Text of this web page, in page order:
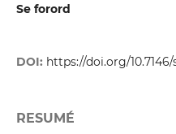
Se forord
DOI: https://doi.org/
RESUMÉ